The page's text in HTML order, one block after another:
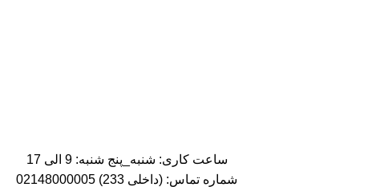
ساعت کاری: شنبه_پنج شنبه: 9 الی 17
شماره تماس: (داخلی 233) 02148000005